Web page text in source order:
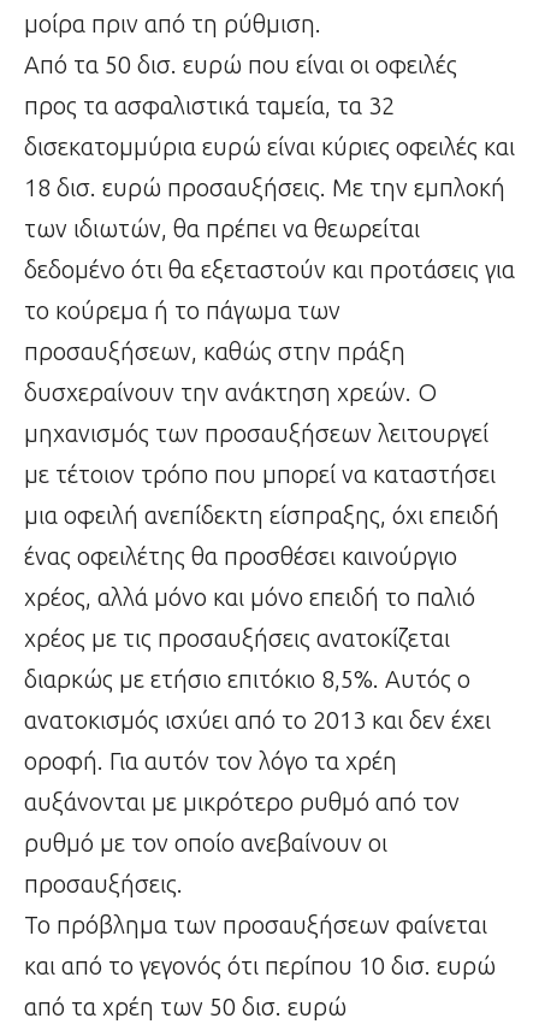
μοίρα πριν από τη ρύθμιση.
Από τα 50 δισ. ευρώ που είναι οι οφειλές
προς τα ασφαλιστικά ταμεία, τα 32
δισεκατομμύρια ευρώ είναι κύριες οφειλές και
18 δισ. ευρώ προσαυξήσεις. Με την εμπλοκή
των ιδιωτών, θα πρέπει να θεωρείται
δεδομένο ότι θα εξεταστούν και προτάσεις για
το κούρεμα ή το πάγωμα των
προσαυξήσεων, καθώς στην πράξη
δυσχεραίνουν την ανάκτηση χρεών. Ο
μηχανισμός των προσαυξήσεων λειτουργεί
με τέτοιον τρόπο που μπορεί να καταστήσει
μια οφειλή ανεπίδεκτη είσπραξης, όχι επειδή
ένας οφειλέτης θα προσθέσει καινούργιο
χρέος, αλλά μόνο και μόνο επειδή το παλιό
χρέος με τις προσαυξήσεις ανατοκίζεται
διαρκώς με ετήσιο επιτόκιο 8,5%. Αυτός ο
ανατοκισμός ισχύει από το 2013 και δεν έχει
οροφή. Για αυτόν τον λόγο τα χρέη
αυξάνονται με μικρότερο ρυθμό από τον
ρυθμό με τον οποίο ανεβαίνουν οι
προσαυξήσεις.
Το πρόβλημα των προσαυξήσεων φαίνεται
και από το γεγονός ότι περίπου 10 δισ. ευρώ
από τα χρέη των 50 δισ. ευρώ